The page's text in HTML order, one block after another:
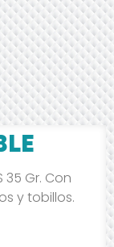
Gr. Con
y tobillos.